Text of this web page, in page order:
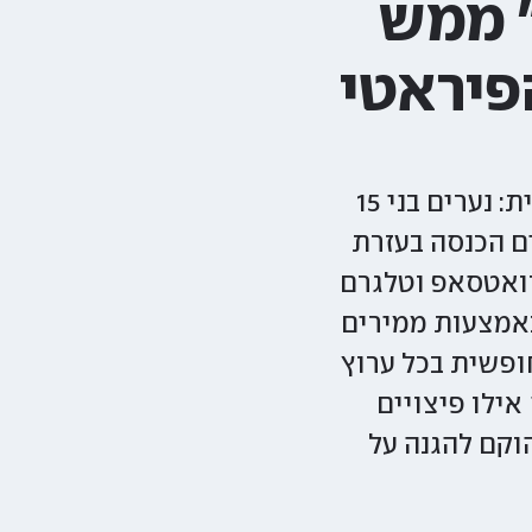
ממש
לינקים לסרט "בחורים טובים 2" וצפייה חינם במשחקי הליגה האנגלית: נערים בני 15
הכנסה בעזרת
וטלגרם
ממירים
צפייה חופשית בכל ערוץ
פיצויים
להגנה על